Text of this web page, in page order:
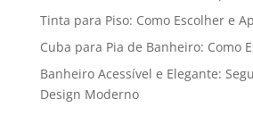
Tinta para Piso: Como Escolher e
Cuba para Pia de Banheiro: Como
Banheiro Acessível e Elegante:
Design Moderno